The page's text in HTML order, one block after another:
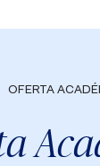
OFERTA